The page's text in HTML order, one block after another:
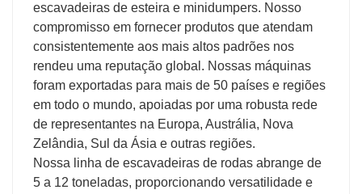
escavadeiras de esteira e minidumpers. Nosso
compromisso em fornecer produtos que atendam
consistentemente aos mais altos padrões nos
rendeu uma reputação global. Nossas máquinas
foram exportadas para mais de 50 países e regiões
em todo o mundo, apoiadas por uma robusta rede
de representantes na Europa, Austrália, Nova
Zelândia, Sul da Ásia e outras regiões.
Nossa linha de escavadeiras de rodas abrange de
5 a 12 toneladas, proporcionando versatilidade e